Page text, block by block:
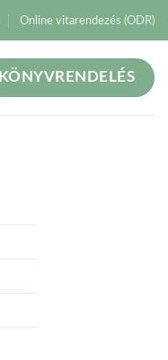
Online vitarendezés (ODR)
KÖNYVRENDELÉS